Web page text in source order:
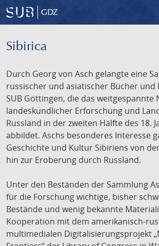
GDZ
Sibirica
Durch Georg von Asch gelangte eine
russischer und asiatischer Bücher und
SUB Göttingen, die das weitgespannte
landeskundlicher Erforschung und
Russland in der zweiten Hälfte des 18.
abbildet. Aschs besonderes Interesse
Geschichte und Kultur Sibiriens von
hin zur Eroberung durch Russland.
Unter den Beständen der Sammlung
für die Forschung wichtige, bisher
Bestände und wenig bekannte
Kooperation mit dem amerikanisch-
multimedialen Digitalisierungsprojekt